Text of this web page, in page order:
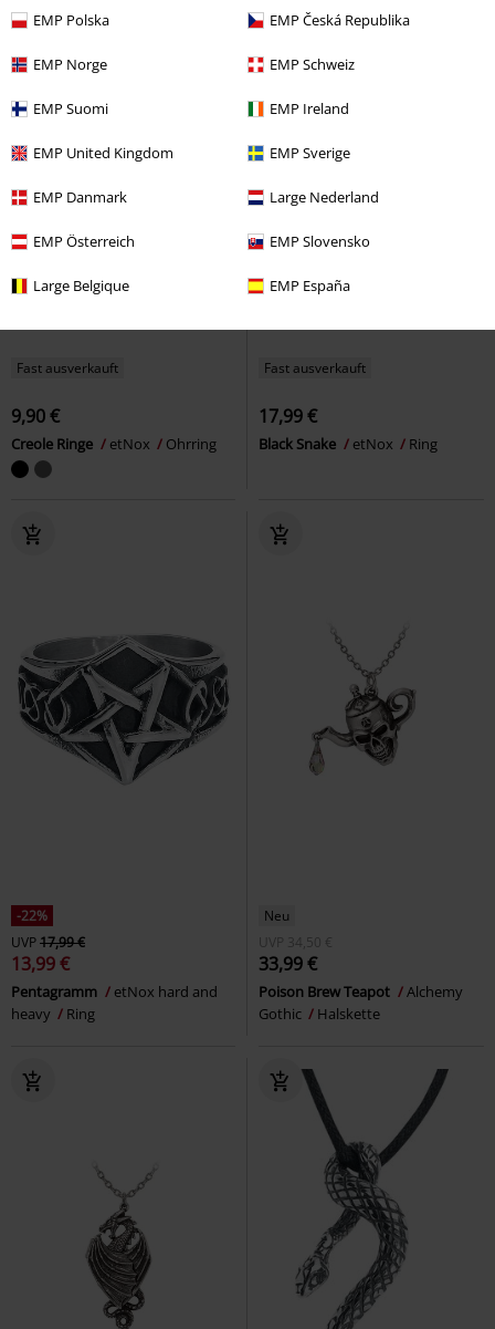
EMP Polska EMP Česká Republika
EMP Norge EMP Schweiz
EMP Suomi EMP Ireland
EMP United Kingdom EMP Sverige
EMP Danmark Large Nederland
EMP Österreich EMP Slovensko
Large Belgique EMP España
Fast ausverkauft
9,90 €
Creole Ringe etNox Ohrring
Fast ausverkauft
17,99 €
Black Snake etNox Ring
-22%
UVP17,99 €
13,99 €
Pentagramm
etNox hard and
heavy
Ring
Neu
UVP
34,50 €
33,99 €
Poison Brew Teapot
Alchemy
Gothic
Halskette